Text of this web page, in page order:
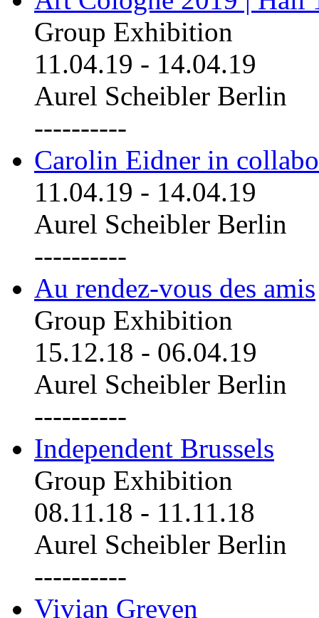
Group Exhibition
11.04.19 - 14.04.19
Aurel Scheibler Berlin
----------
Carolin Eidner in
11.04.19 - 14.04.19
Aurel Scheibler Berlin
----------
Au rendez-vous des amis
Group Exhibition
15.12.18 - 06.04.19
Aurel Scheibler Berlin
----------
Independent Brussels
Group Exhibition
08.11.18 - 11.11.18
Aurel Scheibler Berlin
----------
Vivian Greven